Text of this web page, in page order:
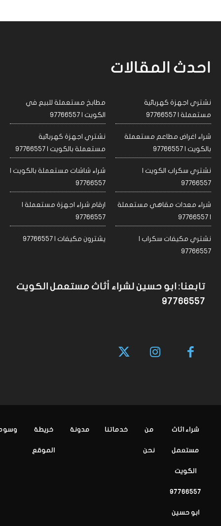
احدث المقالات
نشتري اجهزة كهربائية
مستعملة | 97766557
مطابخ مستعملة للبيع في
الكويت | 97766557
شراء اغراض مطاعم مستعملة
بالكويت | 97766557
نشتري اجهزة كهربائية
مستعملة بالكويت | 97766557
نشتري سكراب الكويت |
97766557
شراء شاشات مستعملة بالكويت |
97766557
شراء معدات مقاهي مستعملة
| 97766557
ارقام شراء اجهزة مستعملة |
97766557
نشتري مكيفات سكراب |
97766557
يشترون مكيفات | 97766557
تابعنا: ابو حسين لشراء أثاث مستعمل الكويت
97766557
شراء اثاث
مستعمل
الكويت
97766557
ابو حسين
من
نحن
خدماتنا مدونة خريطة
الموقع